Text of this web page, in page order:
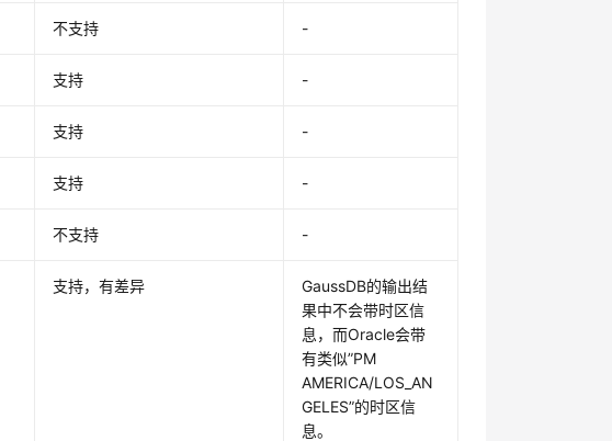
不支持 -
支持 -
支持 -
支持 -
不支持 -
支持，有差异
GaussDB的输出结
果中不会带时区信
息，而Oracle会带
有类似”PM
AMERICA/LOS_AN
GELES”的时区信
息。